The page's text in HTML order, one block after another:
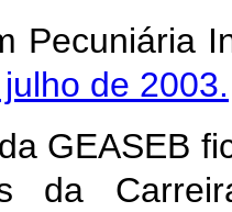
Pecuniária
de 2003.
GEASEB
da